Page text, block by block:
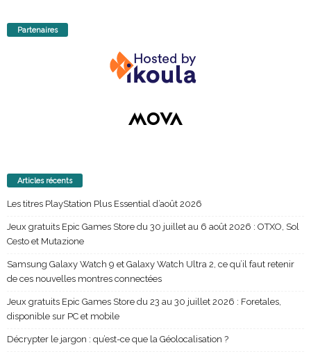
Partenaires
Articles récents
Les titres PlayStation Plus Essential d’août 2026
Jeux gratuits Epic Games Store du 30 juillet au 6 août 2026 : OTXO, Sol
Cesto et Mutazione
Samsung Galaxy Watch 9 et Galaxy Watch Ultra 2, ce qu’il faut retenir
de ces nouvelles montres connectées
Jeux gratuits Epic Games Store du 23 au 30 juillet 2026 : Foretales,
disponible sur PC et mobile
Décrypter le jargon : qu’est-ce que la Géolocalisation ?